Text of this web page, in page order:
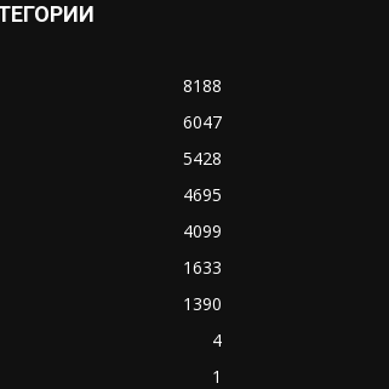
8188
6047
5428
4695
4099
1633
1390
4
1